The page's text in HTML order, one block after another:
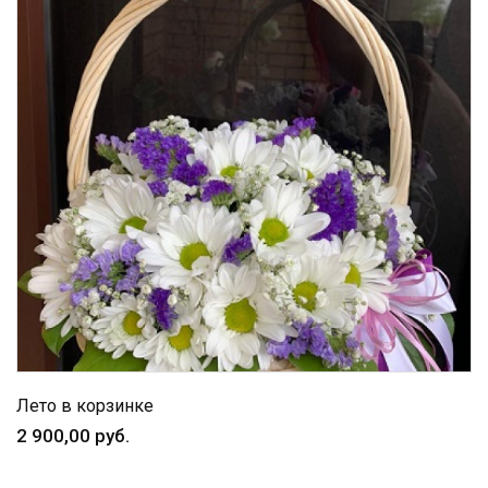
Лето в корзинке
2 900,00 руб.